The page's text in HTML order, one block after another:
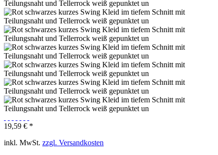
19,59 € *
inkl. MwSt. zzgl. Versandkosten